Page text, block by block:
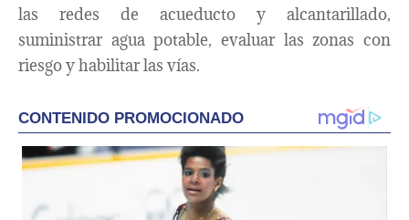
las redes de acueducto y alcantarillado,
suministrar agua potable, evaluar las zonas con
riesgo y habilitar las vías.